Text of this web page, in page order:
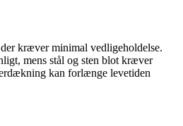
kræver minimal vedligeholdelse.
mens stål og sten blot kræver
kan forlænge levetiden